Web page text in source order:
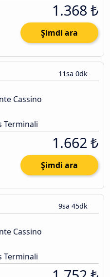
1.368 ₺
Şimdi ara
11sa 0dk
Cassino
Terminali
1.662 ₺
Şimdi ara
9sa 45dk
Cassino
Terminali